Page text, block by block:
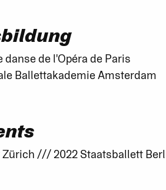
danse de l'Opéra de Paris
Ballettakademie Amsterdam
Zürich /// 2022 Staatsballett